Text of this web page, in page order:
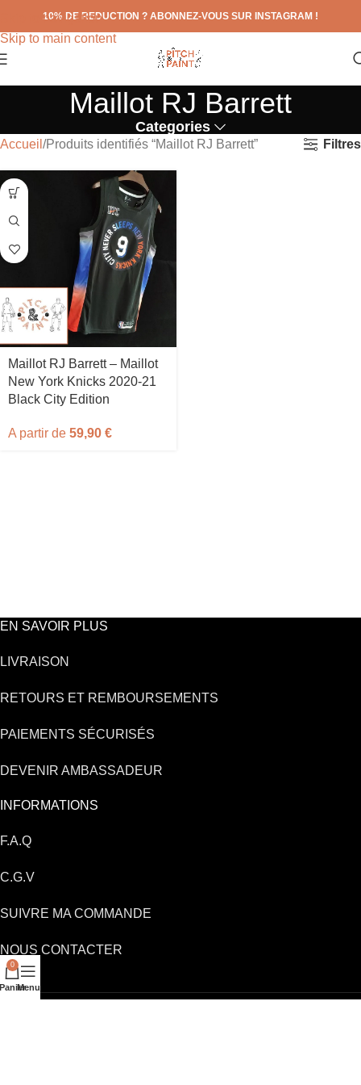
Skip to navigation
Skip to main content
10% DE REDUCTION ? ABONNEZ-VOUS SUR INSTAGRAM !
Maillot RJ Barrett
Categories
Accueil Produits identifiés “Maillot RJ Barrett” Filtres
Maillot RJ Barrett – Maillot
New York Knicks 2020-21
Black City Edition
A partir de 59,90 €
EN SAVOIR PLUS
LIVRAISON
RETOURS ET REMBOURSEMENTS
PAIEMENTS SÉCURISÉS
DEVENIR AMBASSADEUR
INFORMATIONS
F.A.Q
C.G.V
SUIVRE MA COMMANDE
NOUS CONTACTER
0
Menu